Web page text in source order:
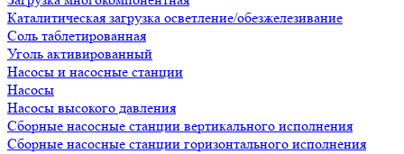
Каталитическая загрузка осветление/обезжелезивание
Соль таблетированная
Уголь активированный
Насосы и насосные станции
Насосы
Насосы высокого давления
Сборные насосные станции вертикального исполнения
Сборные насосные станции горизонтального исполнения